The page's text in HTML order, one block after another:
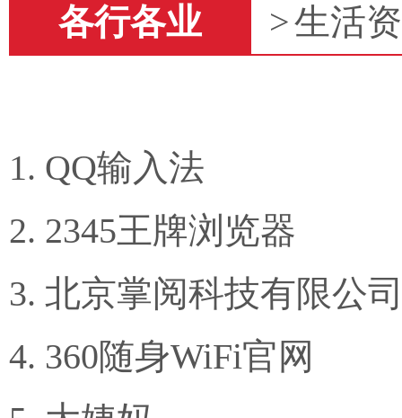
各行各业 >生活
QQ输入法
2345王牌浏览器
北京掌阅科技有限公
360随身WiFi官网